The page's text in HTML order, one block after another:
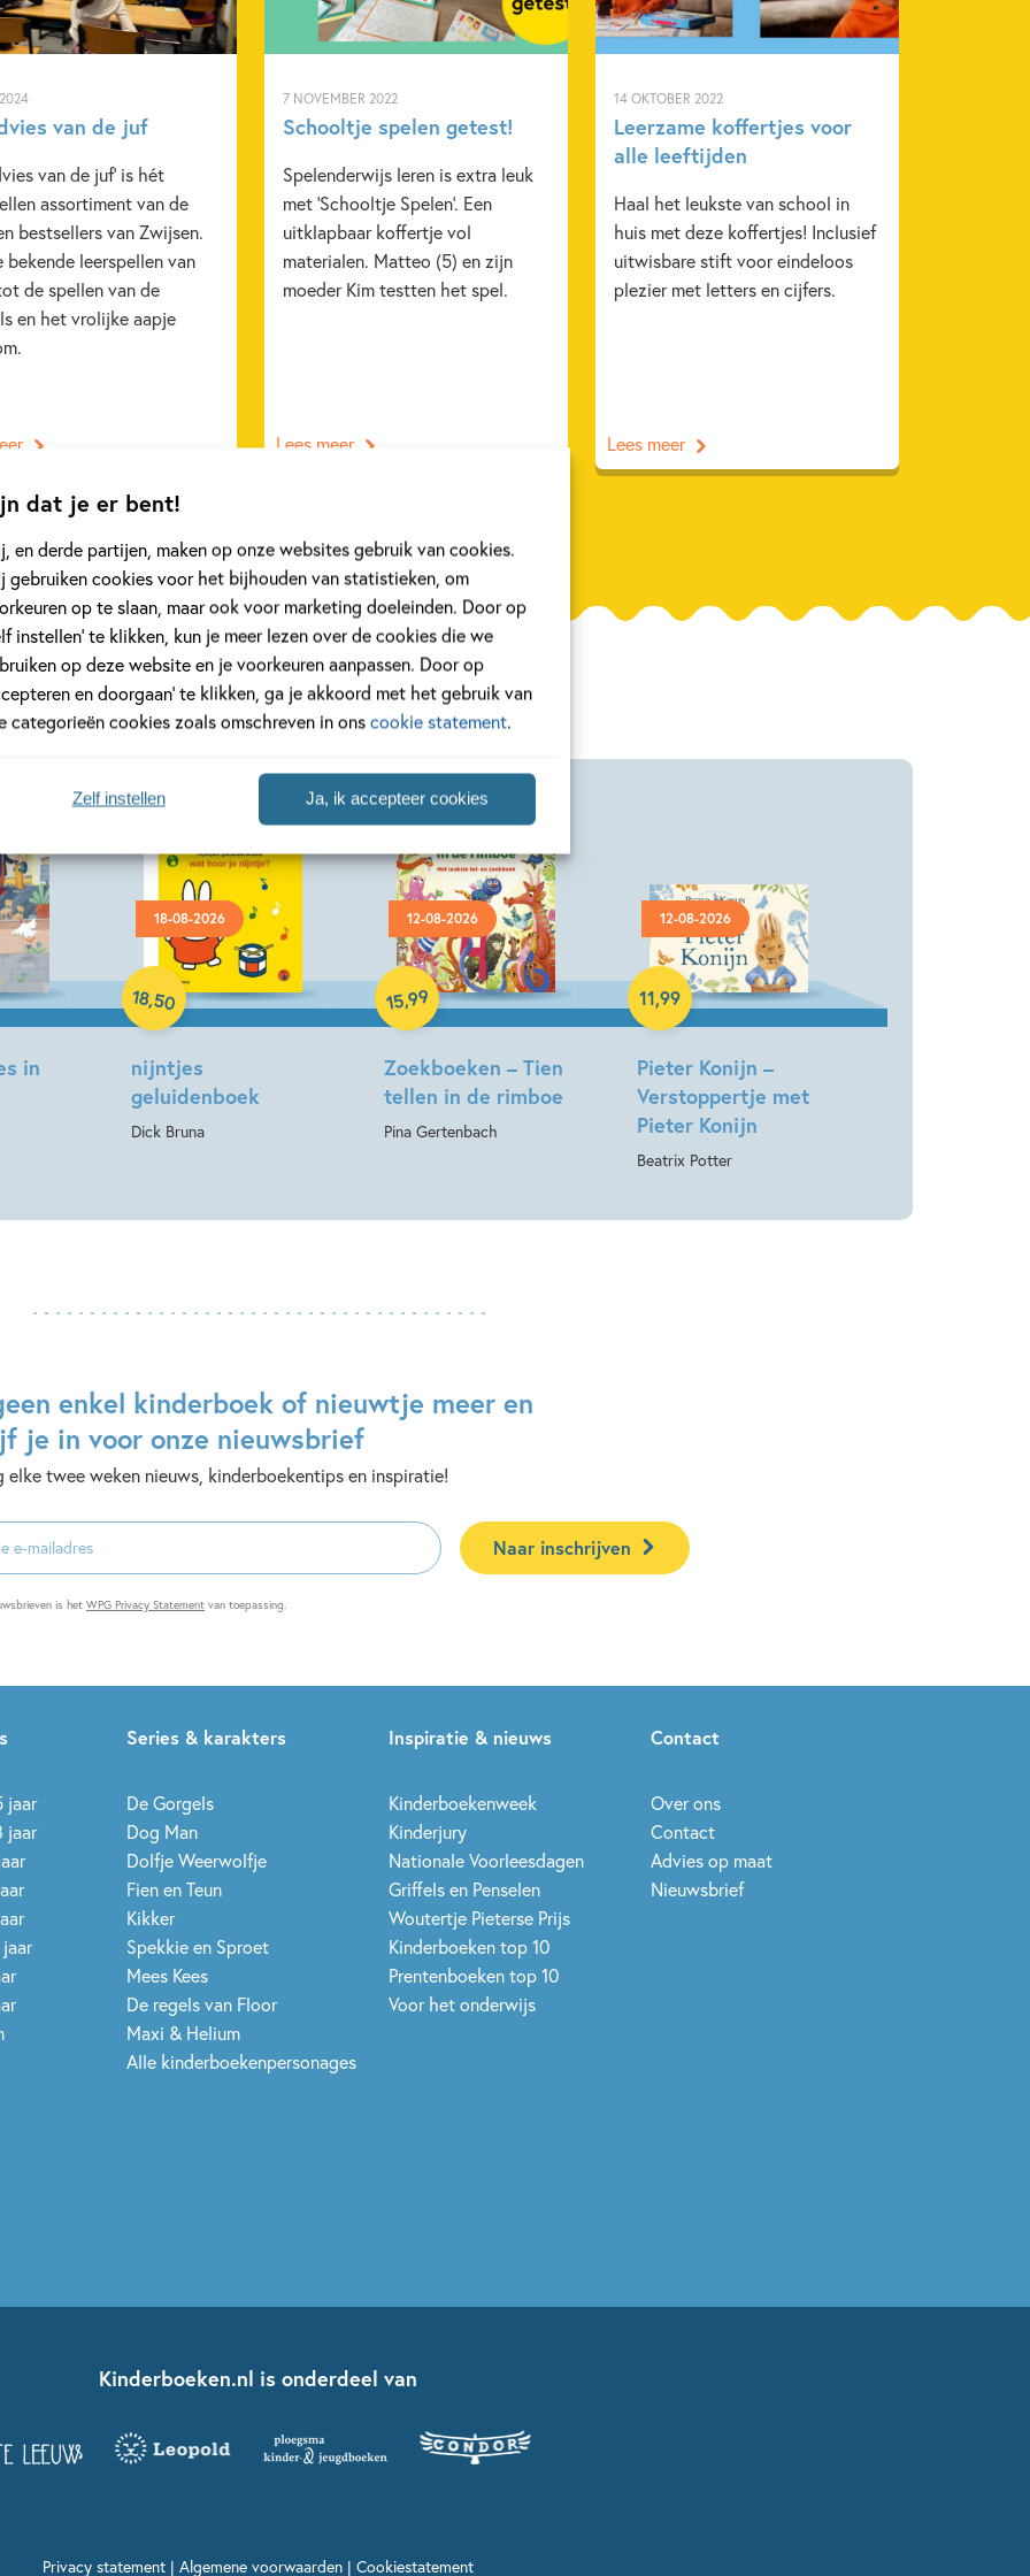
dat je er bent!
en derde partijen, maken op onze websites gebruik van cookies.
gebruiken cookies voor het bijhouden van statistieken, om
op te slaan, maar ook voor marketing doeleinden. Door op
instellen’ te klikken, kun je meer lezen over de cookies die we
op deze website en je voorkeuren aanpassen. Door op
en doorgaan’ te klikken, ga je akkoord met het gebruik van
categorieën cookies zoals omschreven in onscookie statement.
Ja, ik accepteer cookies
Zelf instellen
van de juf
van de juf' is hét
assortiment van de
bestsellers van Zwijsen.
bekende leerspellen van
de spellen van de
en het vrolijke aapje
7 NOVEMBER 2022
Schooltje spelen getest!
Spelenderwijs leren is extra leuk
met 'Schooltje Spelen'. Een
uitklapbaar koffertje vol
materialen. Matteo (5) en zijn
moeder Kim testten het spel.
Lees meer
14 OKTOBER 2022
Leerzame koffertjes voor
alle leeftijden
Haal het leukste van school in
huis met deze koffertjes! Inclusief
uitwisbare stift voor eindeloos
plezier met letters en cijfers.
Lees meer
Bekijk alle artikelen
in
18-08-2026
nijntjes
geluidenboek
Dick Bruna
18,50
Hardcover
12-08-2026
Zoekboeken – Tien
tellen in de rimboe
Pina Gertenbach
15,99
Hardcover
12-08-2026
Pieter Konijn –
Verstoppertje met
Pieter Konijn
Beatrix Potter
11,99
Hardcover
enkel kinderboek of nieuwtje meer en
je in voor onze nieuwsbrief
elke twee weken nieuws, kinderboekentips en inspiratie!
Naar inschrijven
is het WPG Privacy Statement van toepassing.
jaar
jaar
Series & karakters
De Gorgels
Dog Man
Dolfje Weerwolfje
Fien en Teun
Kikker
Spekkie en Sproet
Mees Kees
De regels van Floor
Maxi & Helium
Alle kinderboekenpersonages
Inspiratie & nieuws
Kinderboekenweek
Kinderjury
Nationale Voorleesdagen
Griffels en Penselen
Woutertje Pieterse Prijs
Kinderboeken top 10
Prentenboeken top 10
Voor het onderwijs
Contact
Over ons
Contact
Advies op maat
Nieuwsbrief
Kinderboeken.nl is onderdeel van
Privacy statement| Algemene voorwaarden| Cookiestatement